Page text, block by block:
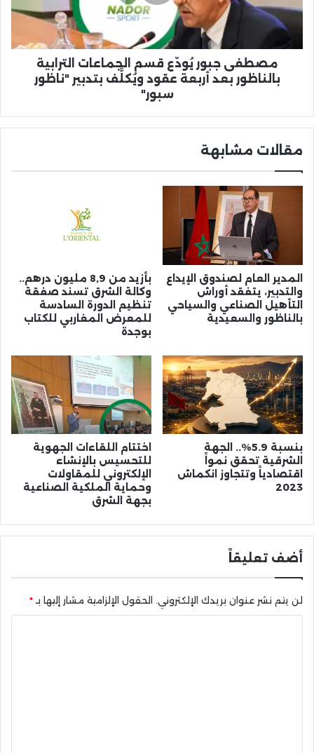
بالناظور
أربعة
ويُكلَّف
سبور"
مصطفى جبور يُودّع قسم الجماعات الترابية
بالناظور بعد أربعة عقود ويُكلَّف بتدبير "ناظور
سبور"
مقالات مشابهة
المدير العام لصندوق الإيداع
والتدبير، يتفقد أوراش
التأهيل الصناعي والسياحي
بالناظور والسعيدية
بأزيد من 8,9 مليون درهم..
وكالة الشرق تسند صفقة
تنظيم الدورة السادسة
للمعرض المغاربي للكتاب
بوجدة
بنسبة 5.9%.. الجهة
الشرقية تحقق نمواً
اقتصادياً وتتجاوز انكماش
2023
اختتام اللقاءات الجهوية
للتحسيس بالإنشاء
الإلكتروني للمقاولات
وحماية الملكية الصناعية
بجهة الشرق
أضف تعليقاً
لن يتم نشر عنوان بريدك الإلكتروني. الحقول الإلزامية مشار إليها بـ*